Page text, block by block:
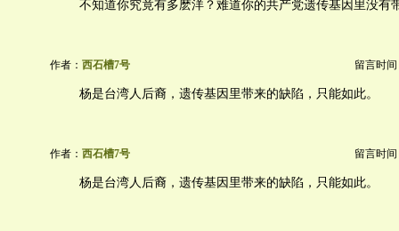
不知道你究竟有多麽洋？难道你的共产党遗传基因里没有
作者： 西石槽7号 留言时间
杨是台湾人后裔，遗传基因里带来的缺陷，只能如此。
作者： 西石槽7号 留言时间
杨是台湾人后裔，遗传基因里带来的缺陷，只能如此。